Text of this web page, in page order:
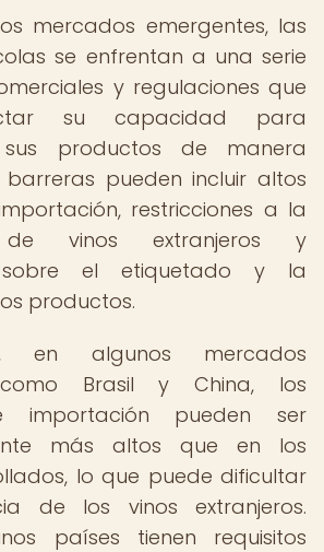
mercados emergentes, las
se enfrentan a una serie
y regulaciones que
su capacidad para
sus productos de manera
barreras pueden incluir altos
restricciones a la
de vinos extranjeros y
sobre el etiquetado y la
productos.
en algunos mercados
como Brasil y China, los
importación pueden ser
más altos que en los
lo que puede dificultar
de los vinos extranjeros.
países tienen requisitos